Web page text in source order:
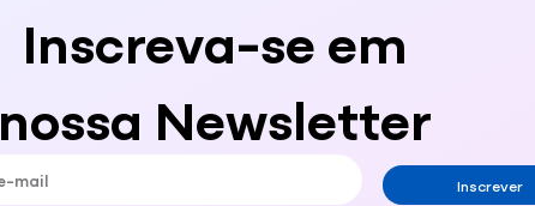
Inscreva-se em
nossa Newsletter
Inscrever